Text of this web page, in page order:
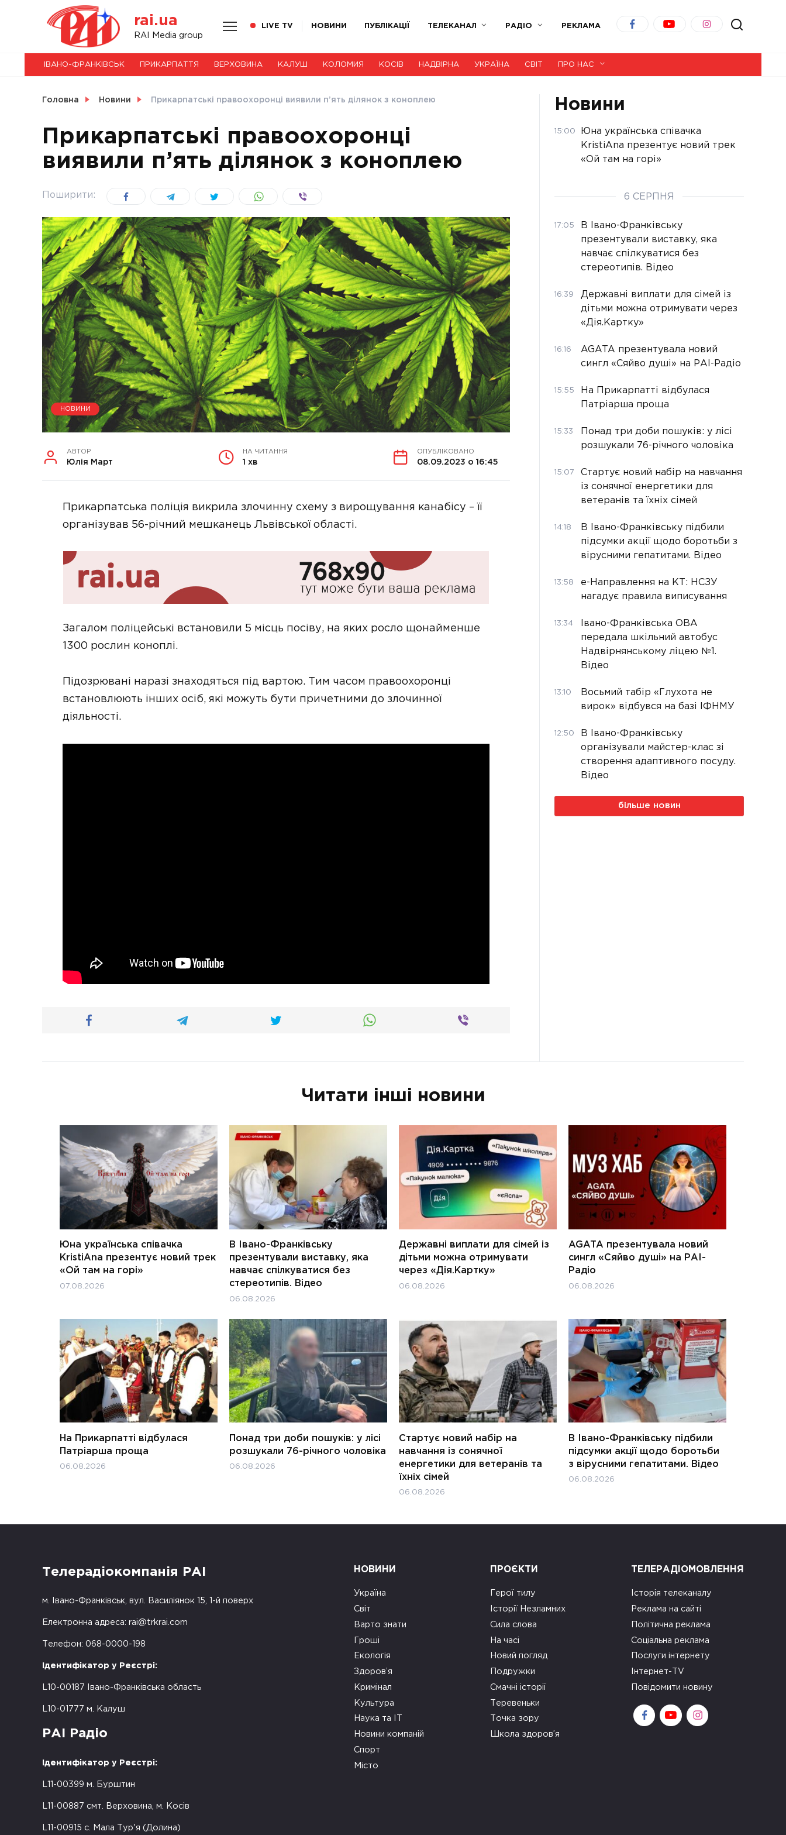
rai.ua
RAI Media group
LIVE TV НОВИНИ ПУБЛІКАЦІЇ ТЕЛЕКАНАЛ РАДІО РЕКЛАМА
НОВИНИ
СВІТ
УКРАЇНА
ІВАНО-ФРАНКІВСЬК ПРИКАРПАТТЯ ВЕРХОВИНА КАЛУШ КОЛОМИЯ КОСІВ НАДВІРНА УКРАЇНА СВІТ ПРО НАС
Головна Новини Прикарпатські правоохоронці виявили п’ять ділянок з коноплею
Прикарпатські правоохоронці
виявили п’ять ділянок з коноплею
Поширити:
НОВИНИ
АВТОР
Юлія Март
НА ЧИТАННЯ
1 хв
ОПУБЛІКОВАНО
08.09.2023 о 16:45
Прикарпатська поліція викрила злочинну схему з вирощування канабісу – її
організував 56-річний мешканець Львівської області.
Загалом поліцейські встановили 5 місць посіву, на яких росло щонайменше
1300 рослин коноплі.
Підозрювані наразі знаходяться під вартою. Тим часом правоохоронці
встановлюють інших осіб, які можуть бути причетними до злочинної
діяльності.
Новини
15:00
Юна українська співачка
KristiAna презентує новий трек
«Ой там на горі»
6 СЕРПНЯ
17:05
В Івано-Франківську
презентували виставку, яка
навчає спілкуватися без
стереотипів. Відео
16:39
Державні виплати для сімей із
дітьми можна отримувати через
«Дія.Картку»
16:16
AGATA презентувала новий
сингл «Сяйво душі» на РАІ-Радіо
15:55
На Прикарпатті відбулася
Патріарша проща
15:33
Понад три доби пошуків: у лісі
розшукали 76-річного чоловіка
15:07
Стартує новий набір на навчання
із сонячної енергетики для
ветеранів та їхніх сімей
14:18
В Івано-Франківську підбили
підсумки акції щодо боротьби з
вірусними гепатитами. Відео
13:58
е-Направлення на КТ: НСЗУ
нагадує правила виписування
13:34
Івано-Франківська ОВА
передала шкільний автобус
Надвірнянському ліцею №1.
Відео
13:10
Восьмий табір «Глухота не
вирок» відбувся на базі ІФНМУ
12:50
В Івано-Франківську
організували майстер-клас зі
створення адаптивного посуду.
Відео
більше новин
Читати інші новини
Юна українська співачка
KristiAna презентує новий трек
«Ой там на горі»
07.08.2026
В Івано-Франківську
презентували виставку, яка
навчає спілкуватися без
стереотипів. Відео
06.08.2026
Державні виплати для сімей із
дітьми можна отримувати
через «Дія.Картку»
06.08.2026
AGATA презентувала новий
сингл «Сяйво душі» на РАІ-
Радіо
06.08.2026
На Прикарпатті відбулася
Патріарша проща
06.08.2026
Понад три доби пошуків: у лісі
розшукали 76-річного чоловіка
06.08.2026
Стартує новий набір на
навчання із сонячної
енергетики для ветеранів та
їхніх сімей
06.08.2026
В Івано-Франківську підбили
підсумки акції щодо боротьби
з вірусними гепатитами. Відео
06.08.2026
Телерадіокомпанія РАІ
м. Івано-Франківськ, вул. Василіянок 15, 1-й поверх
Електронна адреса: rai@trkrai.com
Телефон: 068-0000-198
Ідентифікатор у Реєстрі:
L10-00187 Івано-Франківська область
L10-01777 м. Калуш
РАІ Радіо
Ідентифікатор у Реєстрі:
L11-00399 м. Бурштин
L11-00887 смт. Верховина, м. Косів
L11-00915 с. Мала Тур'я (Долина)
НОВИНИ
Україна
Світ
Варто знати
Гроші
Екологія
Здоров’я
Кримінал
Культура
Наука та ІТ
Новини компаній
Спорт
Місто
ПРОЄКТИ
Герої тилу
Історії Незламних
Сила слова
На часі
Новий погляд
Подружки
Смачні історії
Теревеньки
Точка зору
Школа здоров’я
ТЕЛЕРАДІОМОВЛЕННЯ
Історія телеканалу
Реклама на сайті
Політична реклама
Соціальна реклама
Послуги інтернету
Інтернет-TV
Повідомити новину